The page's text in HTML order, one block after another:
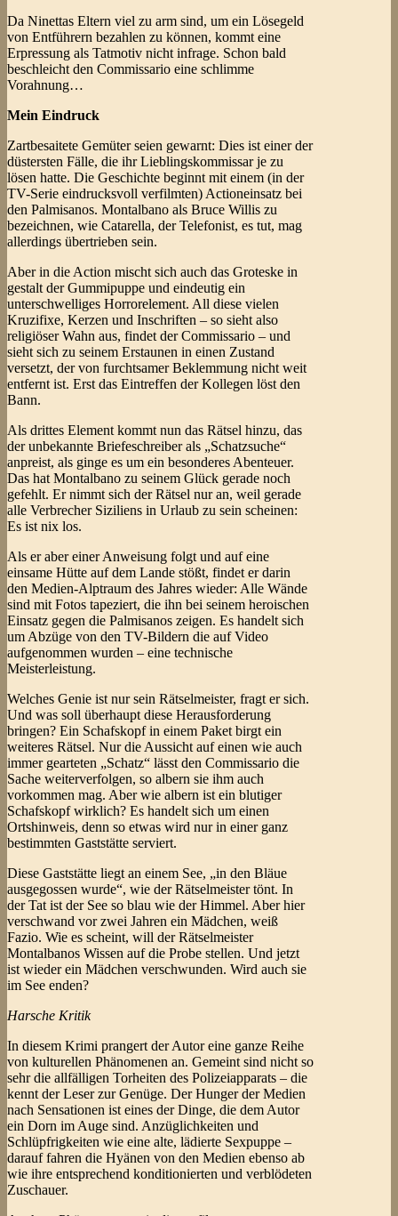
Da Ninettas Eltern viel zu arm sind, um ein Lösegeld
von Entführern bezahlen zu können, kommt eine
Erpressung als Tatmotiv nicht infrage. Schon bald
beschleicht den Commissario eine schlimme
Vorahnung…
Mein Eindruck
Zartbesaitete Gemüter seien gewarnt: Dies ist einer der
düstersten Fälle, die ihr Lieblingskommissar je zu
lösen hatte. Die Geschichte beginnt mit einem (in der
TV-Serie eindrucksvoll verfilmten) Actioneinsatz bei
den Palmisanos. Montalbano als Bruce Willis zu
bezeichnen, wie Catarella, der Telefonist, es tut, mag
allerdings übertrieben sein.
Aber in die Action mischt sich auch das Groteske in
gestalt der Gummipuppe und eindeutig ein
unterschwelliges Horrorelement. All diese vielen
Kruzifixe, Kerzen und Inschriften – so sieht also
religiöser Wahn aus, findet der Commissario – und
sieht sich zu seinem Erstaunen in einen Zustand
versetzt, der von furchtsamer Beklemmung nicht weit
entfernt ist. Erst das Eintreffen der Kollegen löst den
Bann.
Als drittes Element kommt nun das Rätsel hinzu, das
der unbekannte Briefeschreiber als „Schatzsuche“
anpreist, als ginge es um ein besonderes Abenteuer.
Das hat Montalbano zu seinem Glück gerade noch
gefehlt. Er nimmt sich der Rätsel nur an, weil gerade
alle Verbrecher Siziliens in Urlaub zu sein scheinen:
Es ist nix los.
Als er aber einer Anweisung folgt und auf eine
einsame Hütte auf dem Lande stößt, findet er darin
den Medien-Alptraum des Jahres wieder: Alle Wände
sind mit Fotos tapeziert, die ihn bei seinem heroischen
Einsatz gegen die Palmisanos zeigen. Es handelt sich
um Abzüge von den TV-Bildern die auf Video
aufgenommen wurden – eine technische
Meisterleistung.
Welches Genie ist nur sein Rätselmeister, fragt er sich.
Und was soll überhaupt diese Herausforderung
bringen? Ein Schafskopf in einem Paket birgt ein
weiteres Rätsel. Nur die Aussicht auf einen wie auch
immer gearteten „Schatz“ lässt den Commissario die
Sache weiterverfolgen, so albern sie ihm auch
vorkommen mag. Aber wie albern ist ein blutiger
Schafskopf wirklich? Es handelt sich um einen
Ortshinweis, denn so etwas wird nur in einer ganz
bestimmten Gaststätte serviert.
Diese Gaststätte liegt an einem See, „in den Bläue
ausgegossen wurde“, wie der Rätselmeister tönt. In
der Tat ist der See so blau wie der Himmel. Aber hier
verschwand vor zwei Jahren ein Mädchen, weiß
Fazio. Wie es scheint, will der Rätselmeister
Montalbanos Wissen auf die Probe stellen. Und jetzt
ist wieder ein Mädchen verschwunden. Wird auch sie
im See enden?
Harsche Kritik
In diesem Krimi prangert der Autor eine ganze Reihe
von kulturellen Phänomenen an. Gemeint sind nicht so
sehr die allfälligen Torheiten des Polizeiapparats – die
kennt der Leser zur Genüge. Der Hunger der Medien
nach Sensationen ist eines der Dinge, die dem Autor
ein Dorn im Auge sind. Anzüglichkeiten und
Schlüpfrigkeiten wie eine alte, lädierte Sexpuppe –
darauf fahren die Hyänen von den Medien ebenso ab
wie ihre entsprechend konditionierten und verblödeten
Zuschauer.